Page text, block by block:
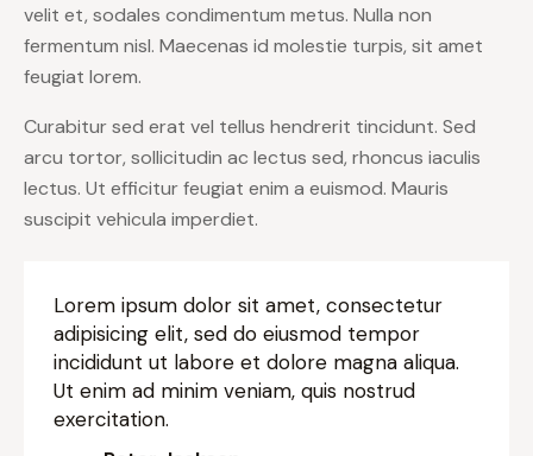
velit et, sodales condimentum metus. Nulla non
fermentum nisl. Maecenas id molestie turpis, sit amet
feugiat lorem.
Curabitur sed erat vel tellus hendrerit tincidunt. Sed
arcu tortor, sollicitudin ac lectus sed, rhoncus iaculis
lectus. Ut efficitur feugiat enim a euismod. Mauris
suscipit vehicula imperdiet.
Lorem ipsum dolor sit amet, consectetur
adipisicing elit, sed do eiusmod tempor
incididunt ut labore et dolore magna aliqua.
Ut enim ad minim veniam, quis nostrud
exercitation.